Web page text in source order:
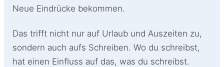
Neue Eindrücke bekommen.
Das trifft nicht nur auf Urlaub und Auszeiten zu,
sondern auch aufs Schreiben. Wo du schreibst,
hat einen Einfluss auf das, was du schreibst.